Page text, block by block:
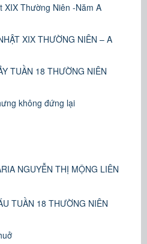
XIX Thường Niên -Năm A
XIX THƯỜNG NIÊN – A
TUẦN 18 THƯỜNG NIÊN
không đứng lại
NGUYỄN THỊ MỘNG LIÊN
TUẦN 18 THƯỜNG NIÊN